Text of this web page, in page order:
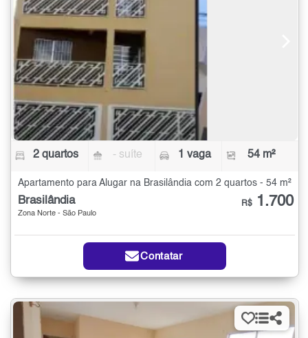
2 quartos - suíte 1 vaga 54 m²
Apartamento para Alugar na Brasilândia com 2 quartos - 54 m²
Brasilândia
Zona Norte - São Paulo
R$ 1.700
Contatar